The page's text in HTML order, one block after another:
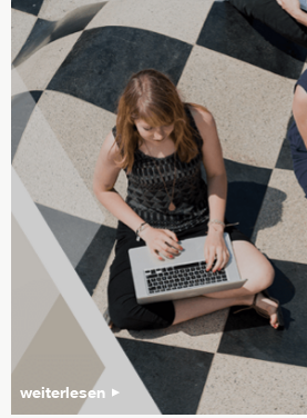
weiterlesen